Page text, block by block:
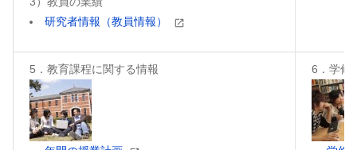
研究者情報（教員情報）
5．教育課程に関する情報 6．学修